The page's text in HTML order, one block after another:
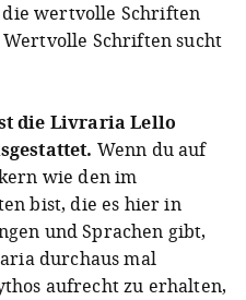
wertvolle Schriften
Schriften sucht
die Livraria Lello
Wenn du auf
wie den im
bist, die es hier in
und Sprachen gibt,
durchaus mal
aufrecht zu erhalten,